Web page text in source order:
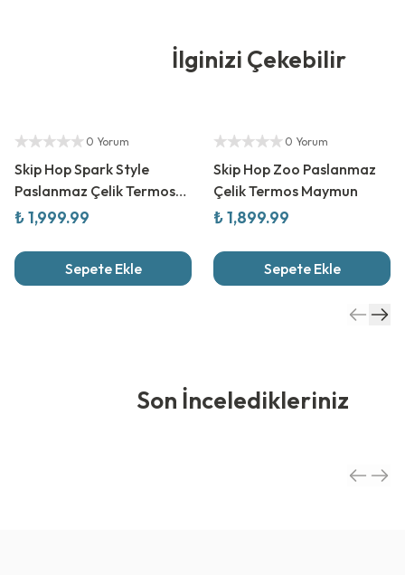
İlginizi Çekebilir
0 Yorum
Skip Hop Spark Style
Paslanmaz Çelik Termos
Kamyon
₺ 1,999.99
Sepete Ekle
0 Yorum
Skip Hop Zoo Paslanmaz
Çelik Termos Maymun
₺ 1,899.99
Sepete Ekle
Son İnceledikleriniz